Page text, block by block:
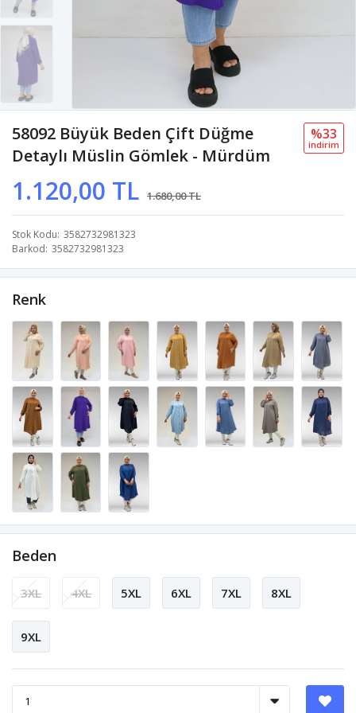
58092 Büyük Beden Çift Düğme
Detaylı Müslin Gömlek - Mürdüm
1.120,00 TL 1.680,00 TL
%33
i̇ndi̇ri̇m
Stok Kodu 3582732981323
Barkod 3582732981323
Renk
Beden
3XL 4XL 5XL 6XL 7XL 8XL
9XL